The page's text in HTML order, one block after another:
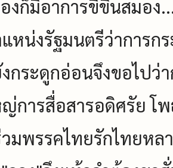
องก็มีอาการขี้ขึ้นสมอ
หน่งรัฐมนตรีว่าการก
กระดูกอ่อนจึงขอไป
ญ่การสื่อสารอดิศรัย โ
มพรรคไทยรักไทยห